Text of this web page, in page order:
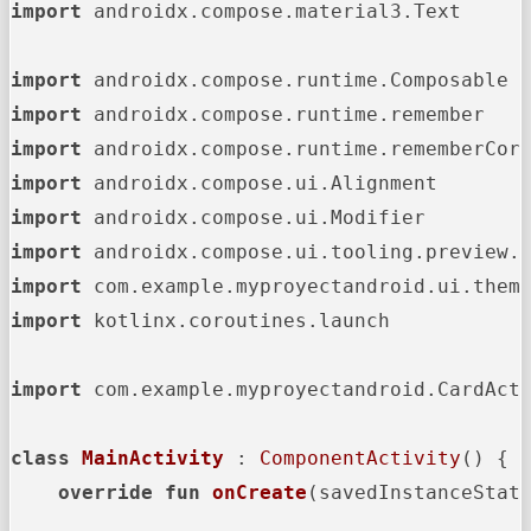
import androidx.compose.material3.Text
import
import
import
import
import
import
import
import kotlinx.coroutines.launch
import
class MainActivity : ComponentActivity () {
override
fun onCreate